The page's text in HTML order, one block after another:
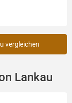
vergleichen
Lankau